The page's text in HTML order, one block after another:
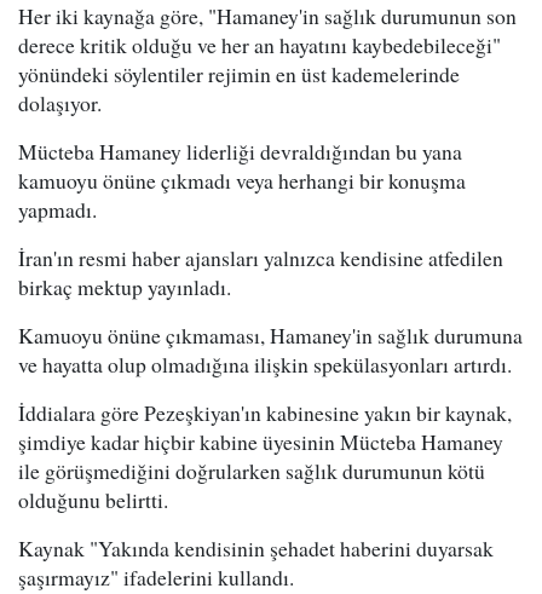
Her iki kaynağa göre, "Hamaney'in sağlık durumunun son
derece kritik olduğu ve her an hayatını kaybedebileceği"
yönündeki söylentiler rejimin en üst kademelerinde
dolaşıyor.
Mücteba Hamaney liderliği devraldığından bu yana
kamuoyu önüne çıkmadı veya herhangi bir konuşma
yapmadı.
İran'ın resmi haber ajansları yalnızca kendisine atfedilen
birkaç mektup yayınladı.
Kamuoyu önüne çıkmaması, Hamaney'in sağlık durumuna
ve hayatta olup olmadığına ilişkin spekülasyonları artırdı.
İddialara göre Pezeşkiyan'ın kabinesine yakın bir kaynak,
şimdiye kadar hiçbir kabine üyesinin Mücteba Hamaney
ile görüşmediğini doğrularken sağlık durumunun kötü
olduğunu belirtti.
Kaynak "Yakında kendisinin şehadet haberini duyarsak
şaşırmayız" ifadelerini kullandı.